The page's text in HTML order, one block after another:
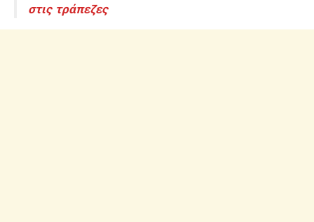
στις τράπεζες